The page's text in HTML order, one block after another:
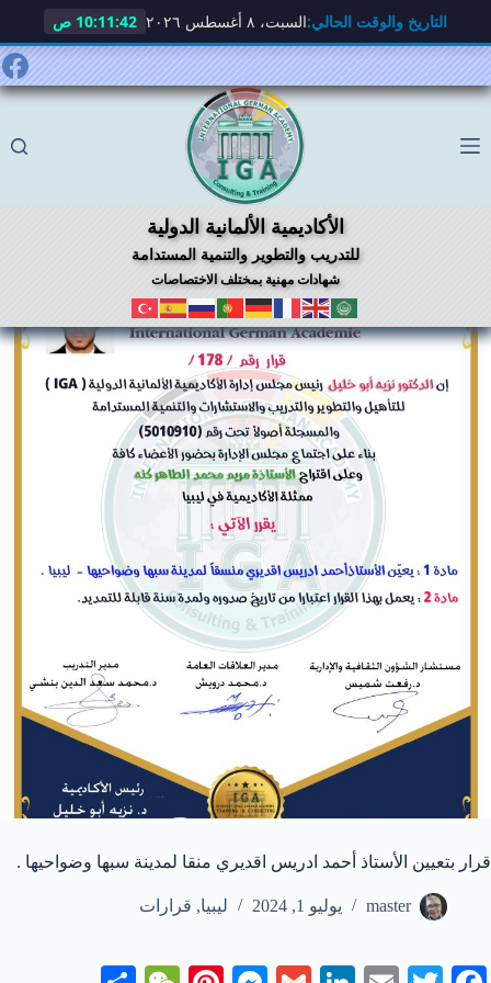
التاريخ والوقت الحالي:السبت، ٨ أغسطس ٢٠٢٦ 10:11:43 ص
التجاوز
إلى
المحتوى
الأكاديمية الألمانية الدولية
للتدريب والتطوير والتنمية المستدامة
شهادات مهنية بمختلف الاختصاصات
قرار بتعيين الأستاذ أحمد ادريس اقديري منقا لمدينة سبها وضواحيها .
master يوليو 1, 2024 ليبيا, قرارات